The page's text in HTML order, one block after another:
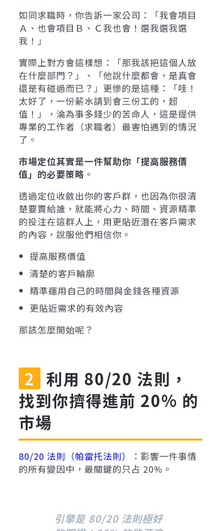
如同求職時，你告訴一家公司：「我會項目
Ａ、也會項目Ｂ、Ｃ我也會！選我選我選
我！」
實際上對方會這樣想：「那我該把這個人放
在什麼部門？」、「他說什麼都會，是真會
還是有碰過而已？」更慘的是這種：「哇！
太好了，一份薪水請到會三份工的，超
值！」，淪為事多錢少的苦命人，這是提供
專業的工作者（求職者）最害怕遇到的情況
了。
市場定位其實是一件幫助你「提高服務價
值」的必要策略 。
透過定位收斂出你的客戶群，也因為你很清
楚要賣給誰，就能將心力、時間、資源精準
的投注在這群人上，用更貼近潛在客戶需求
的內容，說服他們相信你。
提高服務價值
清楚的客戶輪廓
精準運用自己的時間與金錢各種資源
更貼近需求的有效內容
那該怎麼開始呢？
利用 80/20 法則，
找到你擠得進前 20% 的
市場
80/20 法則（帕雷托法則）
：影響一件事情
的所有變因中，最關鍵的只占 20%。
引擎是 80/20 法則極好